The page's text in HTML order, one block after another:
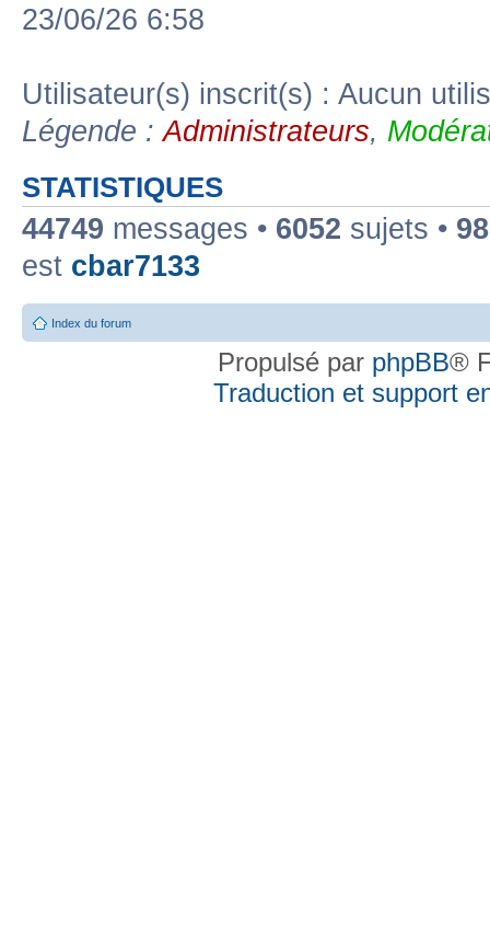
23/06/26 6:58
Utilisateur(s) inscrit(s) : Aucun
Légende :Administrateurs,
STATISTIQUES
44749 messages • 6052 sujets •
est cbar7133
Index du forum
Propulsé par phpBB®
Traduction et support